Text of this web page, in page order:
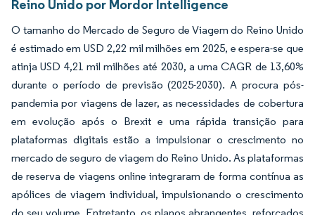
Reino Unido por Mordor Intelligence
O tamanho do Mercado de Seguro de Viagem do Reino Unido
é estimado em USD 2,22 mil milhões em 2025, e espera-se que
atinja USD 4,21 mil milhões até 2030, a uma CAGR de 13,60%
durante o período de previsão (2025-2030). A procura pós-
pandemia por viagens de lazer, as necessidades de cobertura
em evolução após o Brexit e uma rápida transição para
plataformas digitais estão a impulsionar o crescimento no
mercado de seguro de viagem do Reino Unido. As plataformas
de reserva de viagens online integraram de forma contínua as
apólices de viagem individual, impulsionando o crescimento